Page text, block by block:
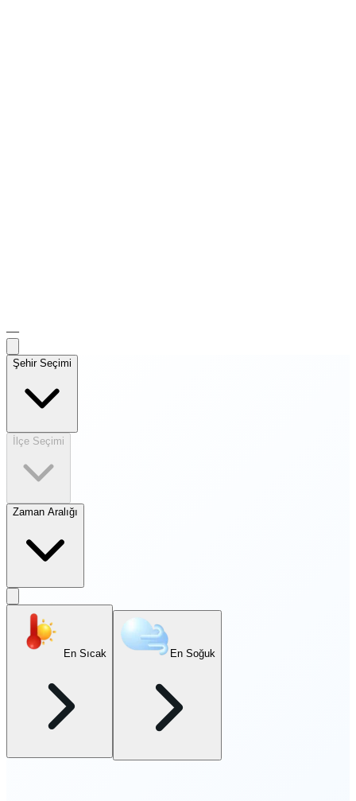
—
Şehir Seçimi
İlçe Seçimi
Zaman Aralığı
En Sıcak En Soğuk